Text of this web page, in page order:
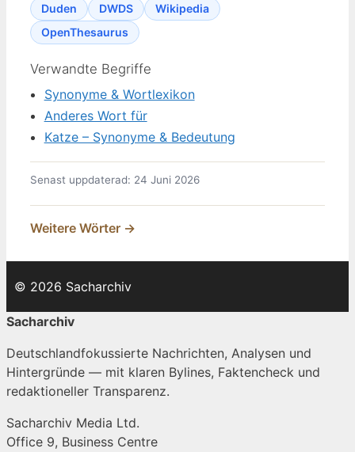
Duden DWDS
Wikipedia
OpenThesaurus
Verwandte Begriffe
Synonyme & Wortlexikon
Anderes Wort für
Katze – Synonyme & Bedeutung
Senast uppdaterad: 24 Juni 2026
Weitere Wörter →
© 2026 Sacharchiv
Sacharchiv
Deutschlandfokussierte Nachrichten, Analysen und
Hintergründe — mit klaren Bylines, Faktencheck und
redaktioneller Transparenz.
Sacharchiv Media Ltd.
Office 9, Business Centre